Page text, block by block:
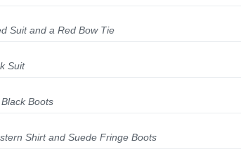
Suit and a Red Bow Tie
Suit
Boots
Shirt and Suede Fringe Boots